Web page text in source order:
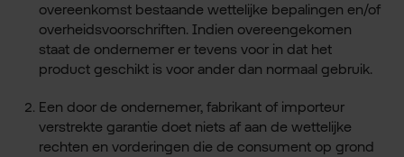
overeenkomst bestaande wettelijke bepalingen en/of
overheidsvoorschriften. Indien overeengekomen
staat de ondernemer er tevens voor in dat het
product geschikt is voor ander dan normaal gebruik.
Een door de ondernemer, fabrikant of importeur
verstrekte garantie doet niets af aan de wettelijke
rechten en vorderingen die de consument op grond